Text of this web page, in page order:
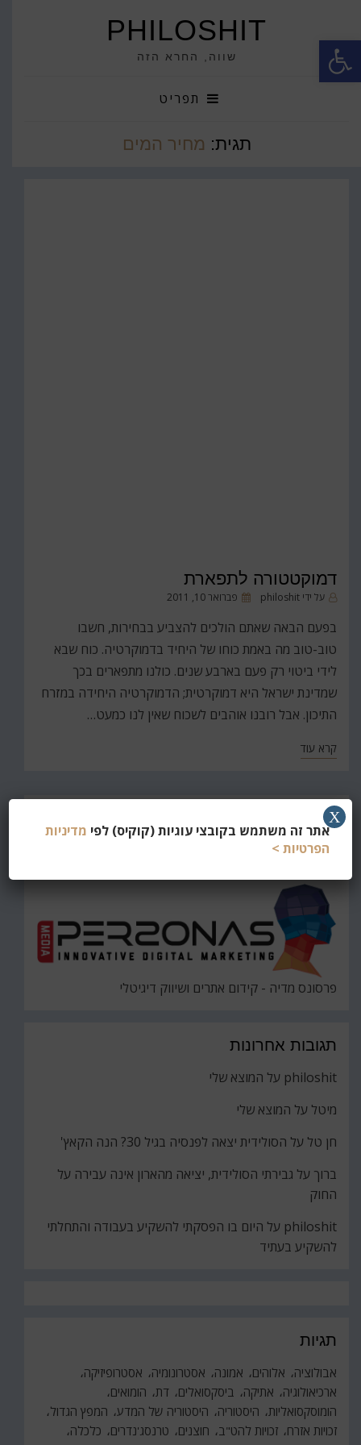
פתח סרגל נגישות PHILOSHIT
שווה, החרא הזה
תפריט
תגית: מחיר המים
דמוקטטורה לתפארת
על ידי philoshit
פורסםפברואר 10, 2011
בפעם הבאה שאתם הולכים להצביע בבחירות, חשבו
טוב-טוב מה באמת כוחו של היחיד בדמוקרטיה. כוח שבא
לידי ביטוי רק פעם בארבע שנים. כולנו מתפארים בכך
שמדינת ישראל היא דמוקרטית; הדמוקרטיה היחידה במזרח
התיכון. אבל רובנו אוהבים לשכוח שאין לנו כמעט…
קרא עוד
חפש
את
פרסונס מדיה - קידום אתרים ושיווק דיגיטלי
תגובות אחרונות
philoshit על המוצא שלי
מיטל על המוצא שלי
חן טל על הסולידית יצאה לפנסיה בגיל 30? הנה הקאץ'
ברוך על גבירתי הסולידית, יציאה מהארון אינה עבירה על
החוק
philoshit על היום בו הפסקתי להשקיע בעבודה והתחלתי
להשקיע בעתיד
תגיות
אבולוציה אלוהים אמונה אסטרונומיה
אסטרופיזיקה
ארכיאולוגיה
אתיקה ביסקסואלים דת הומואים
הומוסקסואליות היסטוריה היסטוריה של המדע המפץ הגדול
זכויות אזרח זכויות להט"ב חוצנים טרנסג'נדרים
כלכלה
אתר זה משתמש בקובצי עוגיות (קוקיס) לפי מדיניות
הפרטיות >
X